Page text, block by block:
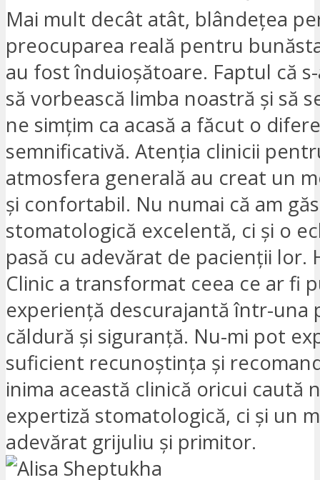
Mai mult decât atât, blândețea
preocuparea reală pentru
au fost înduioșătoare. Faptul că
să vorbească limba noastră și să
ne simțim ca acasă a făcut o
semnificativă. Atenția clinicii
atmosfera generală au creat un
și confortabil. Nu numai că am
stomatologică excelentă, ci și o
pasă cu adevărat de pacienții lor.
Clinic a transformat ceea ce ar fi
experiență descurajantă într-una
căldură și siguranță. Nu-mi pot
suficient recunoștința și
inima această clinică oricui caută
expertiză stomatologică, ci și un
adevărat grijuliu și primitor.